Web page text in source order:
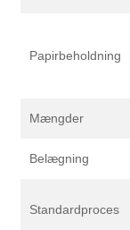
Papirbeholdning
Mængder
Belægning
Standardproces